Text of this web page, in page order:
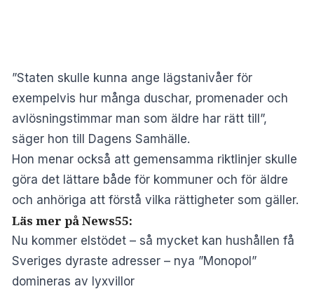
”Staten skulle kunna ange lägstanivåer för
exempelvis hur många duschar, promenader och
avlösningstimmar man som äldre har rätt till”,
säger hon till Dagens Samhälle.
Hon menar också att gemensamma riktlinjer skulle
göra det lättare både för kommuner och för äldre
och anhöriga att förstå vilka rättigheter som gäller.
Läs mer på News55:
Nu kommer elstödet – så mycket kan hushållen få
Sveriges dyraste adresser – nya ”Monopol”
domineras av lyxvillor